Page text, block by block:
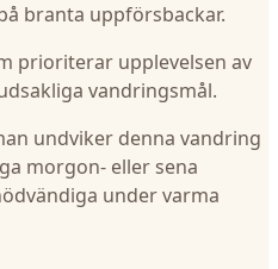
branta uppförsbackar.
prioriterar upplevelsen av
vandringsmål.
undviker denna vandring
morgon- eller sena
under varma